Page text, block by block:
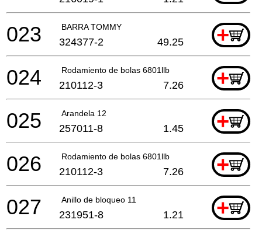
BARRA TOMMY +
023 324377-2 49.25
Rodamiento de bolas 6801llb +
024 210112-3 7.26
Arandela 12 +
025 257011-8 1.45
Rodamiento de bolas 6801llb +
026 210112-3 7.26
Anillo de bloqueo 11 +
027 231951-8 1.21